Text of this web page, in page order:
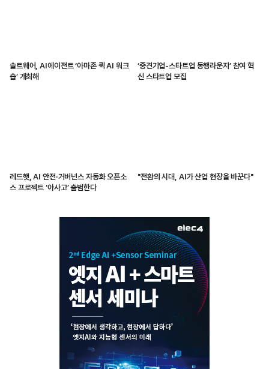
솔트웨어, AI에이전트 ‘아마존 퀵 AI 워크
숍’ 개최해
‘중견기업-스타트업 동행라운지’ 참여 혁
신 스타트업 모집
레드햇, AI 안전·거버넌스 자동화 오픈소
스 프로젝트 ‘아사고’ 출범한다
"전환의 시대, AI가 산업 현장을 바꾼다"